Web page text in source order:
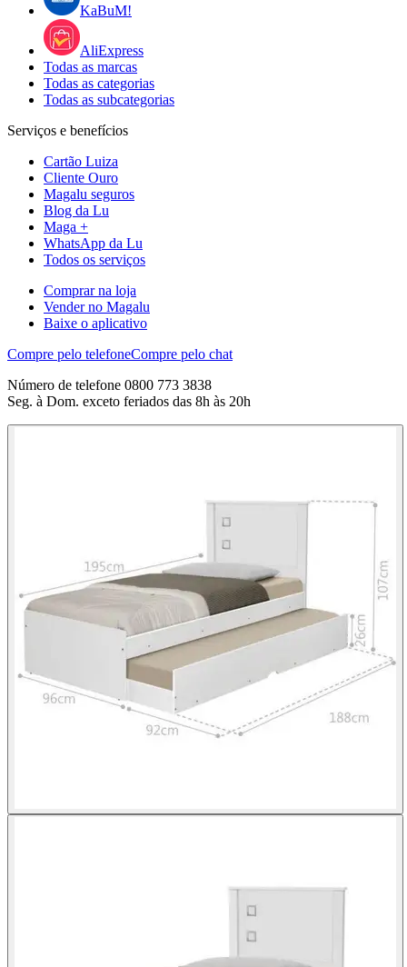
KaBuM!
AliExpress
Todas as marcas
Todas as categorias
Todas as subcategorias
Serviços e benefícios
Cartão Luiza
Cliente Ouro
Magalu seguros
Blog da Lu
Maga +
WhatsApp da Lu
Todos os serviços
Comprar na loja
Vender no Magalu
Baixe o aplicativo
Compre pelo telefoneCompre pelo chat
Número de telefone 0800 773 3838
Seg. à Dom. exceto feriados das 8h às 20h